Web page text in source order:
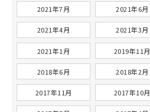
2021年7月 2021年6月
2021年4月 2021年3月
2021年1月 2019年11月
2018年6月 2018年2月
2017年11月 2017年10月